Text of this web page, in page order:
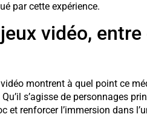
par cette expérience.
vidéo,
montrent à quel point ce
s’agisse de personnages
renforcer l’immersion dans